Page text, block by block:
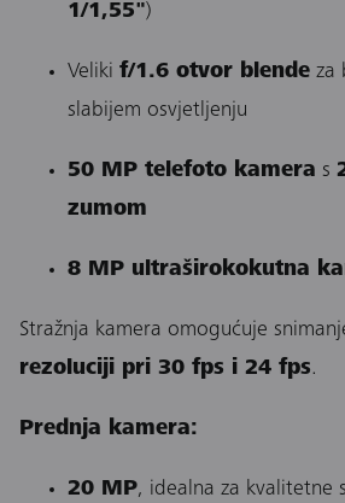
1/1,55")
Veliki f/1.6 otvor blende za
slabijem osvjetljenju
50 MP telefoto kamera s
zumom
8 MP ultraširokokutna
Stražnja kamera omogućuje
rezoluciji pri 30 fps i 24 fps.
Prednja kamera:
20 MP, idealna za kvalitetne